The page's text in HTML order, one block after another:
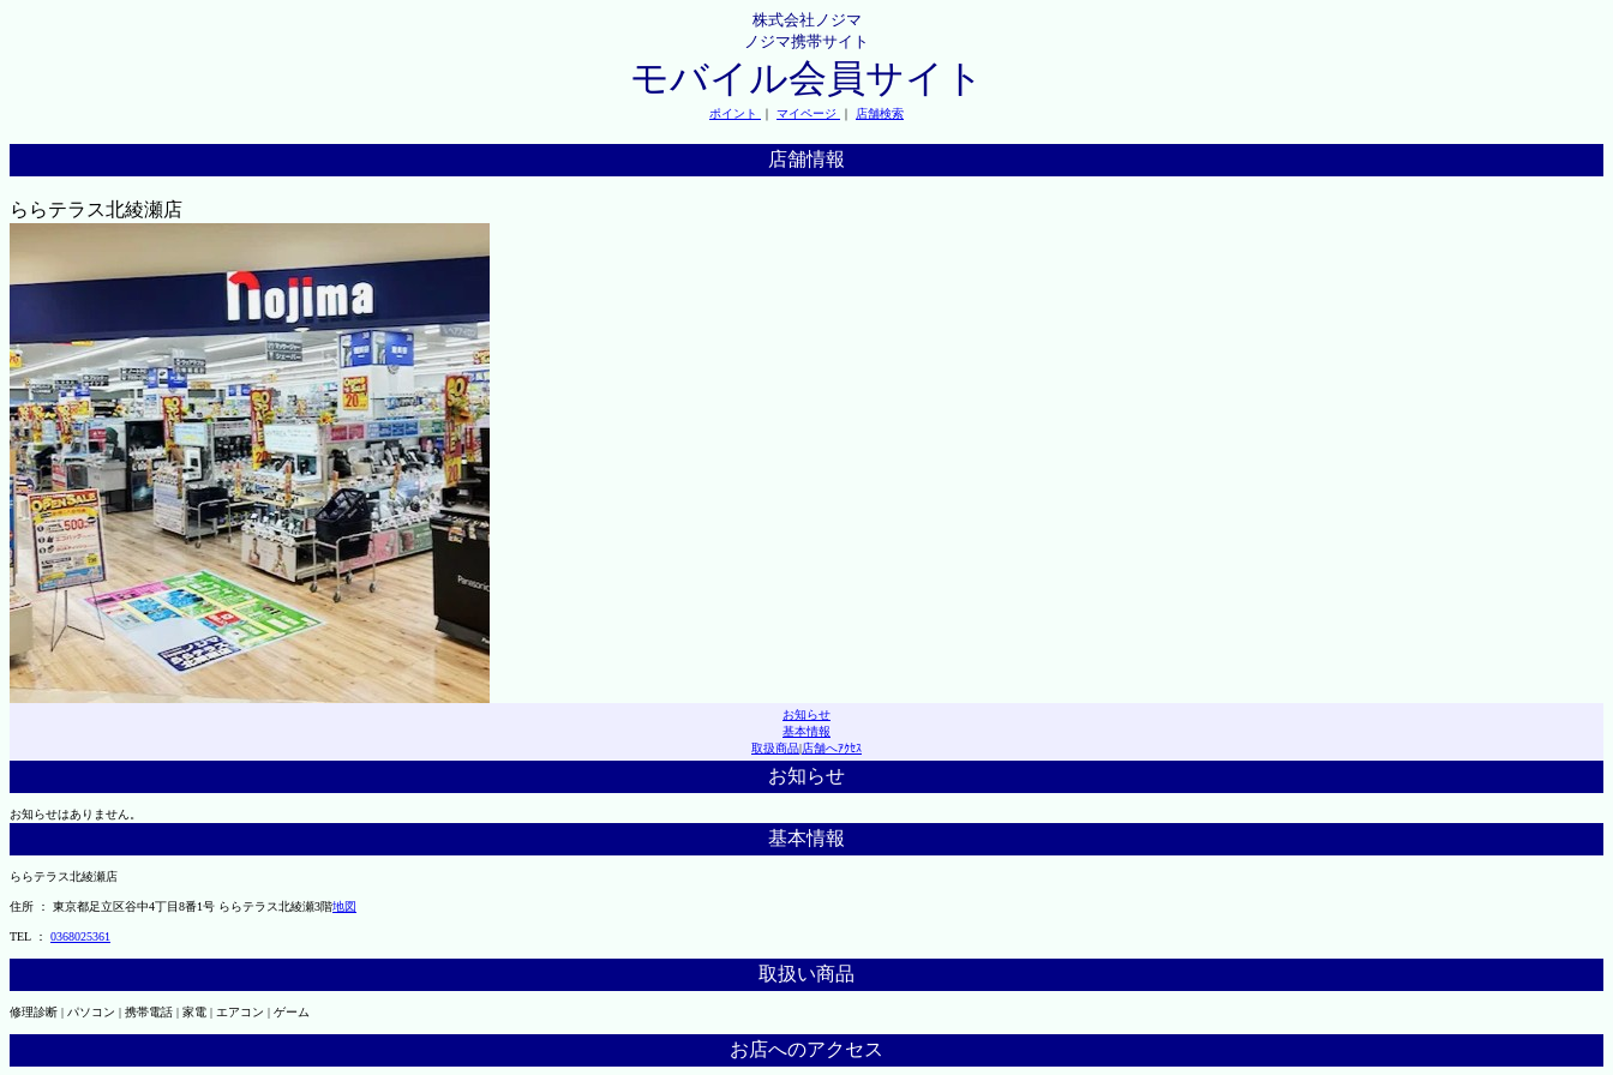
株式会社ノジマ
ノジマ携帯サイト
モバイル会員サイト
ポイント ｜ マイページ ｜ 店舗検索
店舗情報
ららテラス北綾瀬店
お知らせ
基本情報
取扱商品|店舗へｱｸｾｽ
お知らせ
お知らせはありません。
基本情報
ららテラス北綾瀬店
住所 ： 東京都足立区谷中4丁目8番1号 ららテラス北綾瀬3階地図
TEL ： 0368025361
取扱い商品
修理診断 | パソコン | 携帯電話 | 家電 | エアコン | ゲーム
お店へのアクセス